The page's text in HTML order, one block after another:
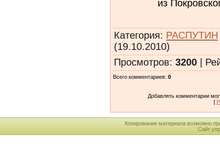
Категория: РАСПУТИН
(19.10.2010)
Просмотров: 3200 |
Всего комментариев: 0
Добавлять комментарии
[
Копирование материала возможно
Сайт